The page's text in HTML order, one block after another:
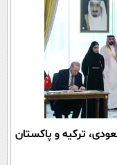
ترکیه و پاکستان